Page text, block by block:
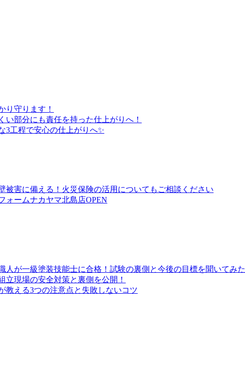
り守ります！
い部分にも責任を持った仕上がりへ！
3工程で安心の仕上がりへ✨
被害に備える！火災保険の活用についてもご相談ください
ォームナカヤマ北島店OPEN
人が一級塗装技能士に合格！試験の裏側と今後の目標を聞いてみた
現場の安全対策と裏側を公開！
教える3つの注意点と失敗しないコツ